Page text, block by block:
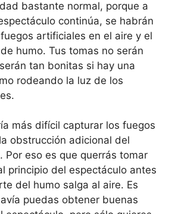
bastante normal, porque a
continúa, se habrán
artificiales en el aire y el
humo. Tus tomas no serán
tan bonitas si hay una
rodeando la luz de los
más difícil capturar los fuegos
obstrucción adicional del
Por eso es que querrás tomar
principio del espectáculo antes
del humo salga al aire. Es
puedas obtener buenas